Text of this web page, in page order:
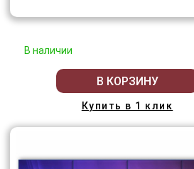
В наличии
В КОРЗИНУ
Купить в 1 клик